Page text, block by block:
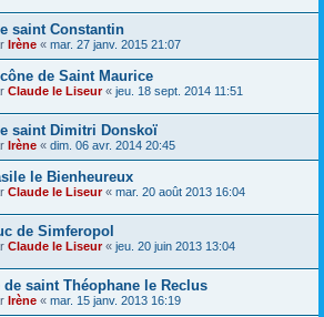
saint Constantin
Irène « mar. 27 janv. 2015 21:07
de Saint Maurice
Claude le Liseur« jeu. 18 sept. 2014 11:51
saint Dimitri Donskoï
Irène « dim. 06 avr. 2014 20:45
le Bienheureux
Claude le Liseur« mar. 20 août 2013 16:04
de Simferopol
Claude le Liseur« jeu. 20 juin 2013 13:04
saint Théophane le Reclus
Irène « mar. 15 janv. 2013 16:19